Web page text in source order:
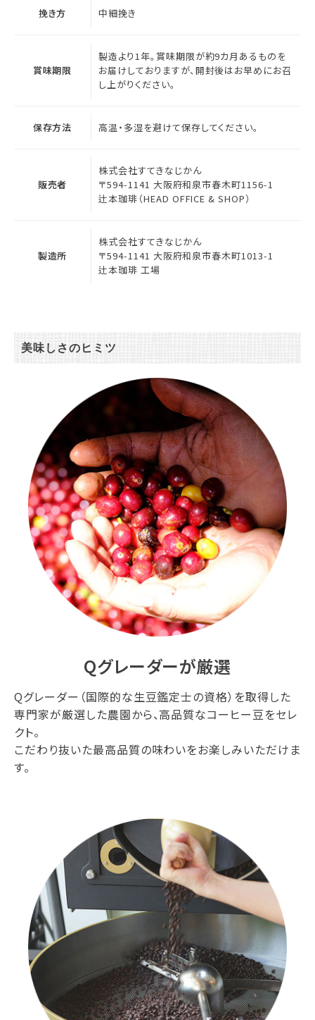
挽き方 中細挽き
賞味期限
製造より1年。賞味期限が約9カ月あるものを
お届けしておりますが、開封後はお早めにお召
し上がりください。
保存方法 高温・多湿を避けて保存してください。
販売者
株式会社すてきなじかん
〒594-1141 大阪府和泉市春木町1156-1
辻本珈琲（HEAD OFFICE & SHOP）
製造所
株式会社すてきなじかん
〒594-1141 大阪府和泉市春木町1013-1
辻本珈琲 工場
美味しさのヒミツ
Qグレーダーが厳選
Qグレーダー（国際的な生豆鑑定士の資格）を取得した
専門家が厳選した農園から、高品質なコーヒー豆をセレ
クト。
こだわり抜いた最高品質の味わいをお楽しみいただけま
す。